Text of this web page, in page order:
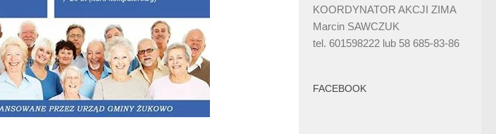
KOORDYNATOR AKCJI ZIMA
Marcin SAWCZUK
tel. 601598222 lub 58 685-83-86
FACEBOOK